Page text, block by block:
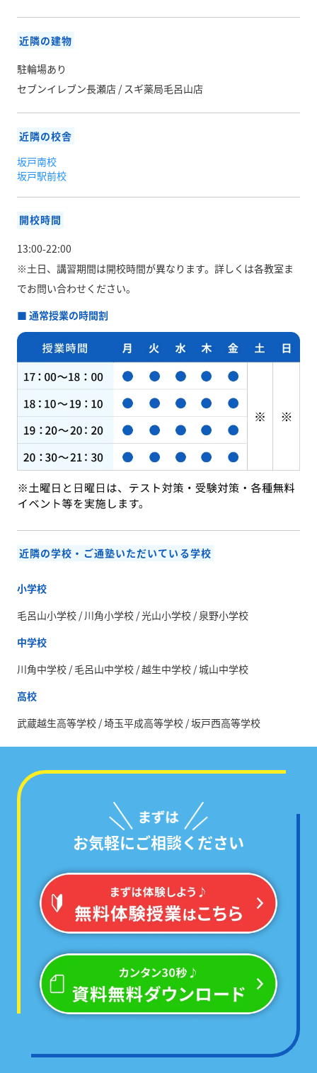
近隣の建物
駐輪場あり
セブンイレブン長瀬店 / スギ薬局毛呂山店
近隣の校舎
坂戸南校
坂戸駅前校
開校時間
13:00-22:00
※土日、講習期間は開校時間が異なります。 詳しくは各教室ま
でお問い合わせください。
■ 通常授業の時間割
近隣の学校・ご通塾いただいている学校
小学校
毛呂山小学校 / 川角小学校 / 光山小学校 / 泉野小学校
中学校
川角中学校 / 毛呂山中学校 / 越生中学校 / 城山中学校
高校
武蔵越生高等学校 / 埼玉平成高等学校 / 坂戸西高等学校
お気軽にご相談ください